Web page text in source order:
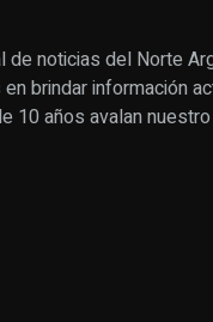
de noticias del Norte
brindar información
10 años avalan